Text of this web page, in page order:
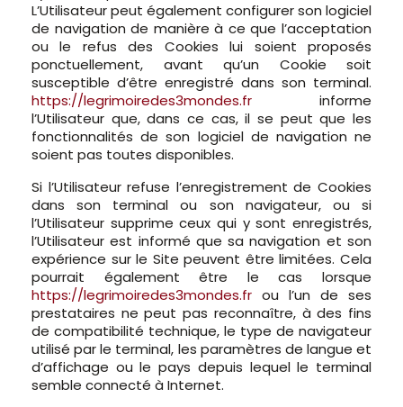
L’Utilisateur peut également configurer son logiciel
de navigation de manière à ce que l’acceptation
ou le refus des Cookies lui soient proposés
ponctuellement, avant qu’un Cookie soit
susceptible d’être enregistré dans son terminal.
https://legrimoiredes3mondes.fr informe
l’Utilisateur que, dans ce cas, il se peut que les
fonctionnalités de son logiciel de navigation ne
soient pas toutes disponibles.
Si l’Utilisateur refuse l’enregistrement de Cookies
dans son terminal ou son navigateur, ou si
l’Utilisateur supprime ceux qui y sont enregistrés,
l’Utilisateur est informé que sa navigation et son
expérience sur le Site peuvent être limitées. Cela
pourrait également être le cas lorsque
https://legrimoiredes3mondes.fr ou l’un de ses
prestataires ne peut pas reconnaître, à des fins
de compatibilité technique, le type de navigateur
utilisé par le terminal, les paramètres de langue et
d’affichage ou le pays depuis lequel le terminal
semble connecté à Internet.